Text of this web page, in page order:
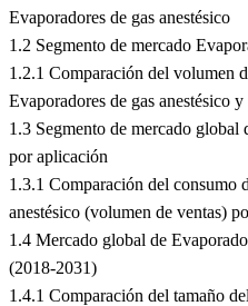
Evaporadores de gas anestésico
1.2 Segmento de mercado
1.2.1 Comparación del volumen
Evaporadores de gas
1.3 Segmento de mercado global
por aplicación
1.3.1 Comparación del consumo
anestésico (volumen de ventas)
1.4 Mercado global de
(2018-2031)
1.4.1 Comparación del tamaño